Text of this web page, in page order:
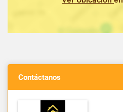
Contáctanos